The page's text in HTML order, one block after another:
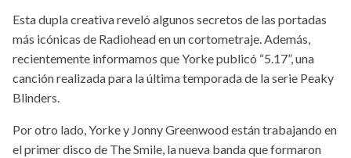
Esta dupla creativa reveló algunos secretos de las portadas
más icónicas de Radiohead en un cortometraje. Además,
recientemente informamos que Yorke publicó “5.17”, una
canción realizada para la última temporada de la serie Peaky
Blinders.
Por otro lado, Yorke y Jonny Greenwood están trabajando en
el primer disco de The Smile, la nueva banda que formaron